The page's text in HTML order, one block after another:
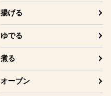
揚げる
ゆでる
煮る
オーブン